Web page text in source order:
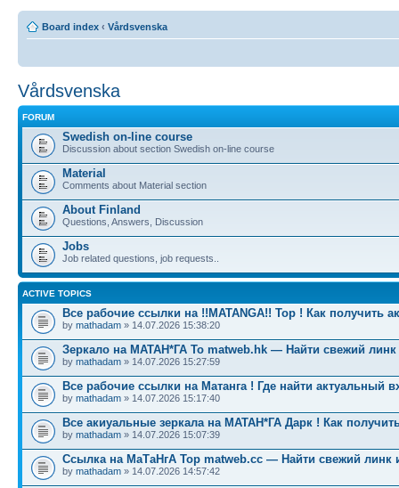
Board index ‹ Vårdsvenska
Vårdsvenska
FORUM
Swedish on-line course
Discussion about section Swedish on-line course
Material
Comments about Material section
About Finland
Questions, Answers, Discussion
Jobs
Job related questions, job requests..
ACTIVE TOPICS
Все рабочие ссылки на !!MATANGA!! Тор ! Как получить
by mathadam » 14.07.2026 15:38:20
Зеркало на МАТАН*ГА To matweb.hk — Найти свежий линк
by mathadam » 14.07.2026 15:27:59
Все рабочие ссылки на Матанга ! Где найти актуальный
by mathadam » 14.07.2026 15:17:40
Все акиуальные зеркала на МАТАН*ГА Дарк ! Как
by mathadam » 14.07.2026 15:07:39
Ссылка на МаТаНгА Тор matweb.cc — Найти свежий линк
by mathadam » 14.07.2026 14:57:42